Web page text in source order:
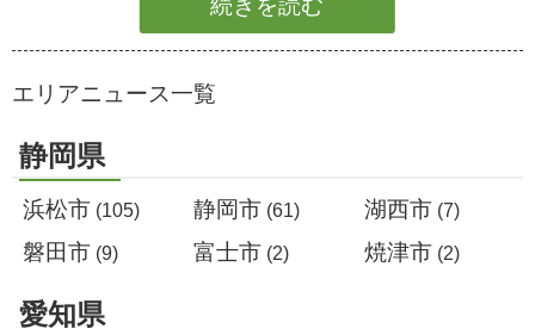
続きを読む
エリアニュース一覧
静岡県
浜松市 (105) 静岡市 (61) 湖西市 (7)
磐田市 (9) 富士市 (2) 焼津市 (2)
愛知県